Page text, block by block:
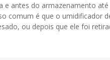
e antes do armazenamento
comum é que o umidificador
ou depois que ele foi